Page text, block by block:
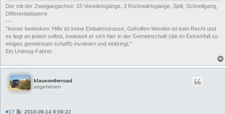
Der mit der Zweigangachse: 15 Vorwärtsgänge, 3 Rückwärtsgänge, Split, Schnellgang,
Differentialsperre
---
"Immer bedenken: Hilfe ist keine Einbahnstrasse, Geholfen-Werden ist kein Recht und
es liegt an jedem selbst, inwieweit er sich hier in der Gemeinschaft (die im Extremfall so
einiges gemeinsam schafft) involviert und einbringt."
Ein Unimog-Fahrer.
klausontheroad
abgefahren
#17
B2010-09-14 8:09:22